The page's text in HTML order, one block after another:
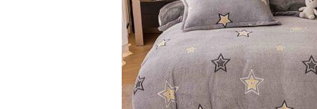
Lenjerii De Pat Creponate
Lenjerii De Pat Bumbac Poplin 2
Lenjerii De Pat Bumbac Poplin,